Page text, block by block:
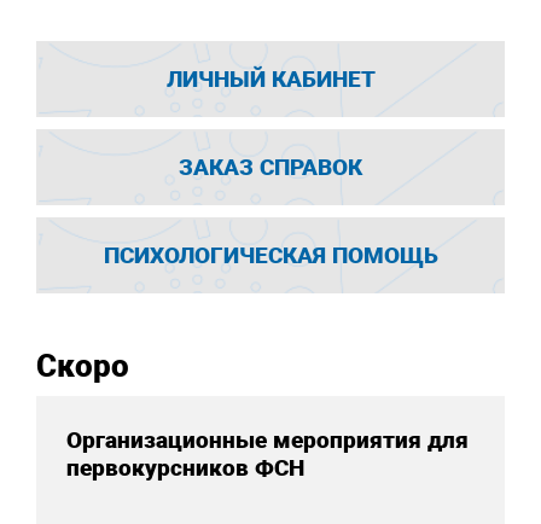
ЛИЧНЫЙ КАБИНЕТ
ЗАКАЗ СПРАВОК
ПСИХОЛОГИЧЕСКАЯ ПОМОЩЬ
Скоро
Организационные мероприятия для
первокурсников ФСН